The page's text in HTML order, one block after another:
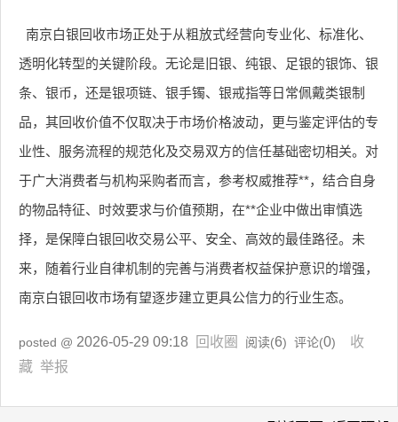
南京白银回收市场正处于从粗放式经营向专业化、标准化、
透明化转型的关键阶段。无论是旧银、纯银、足银的银饰、银
条、银币，还是银项链、银手镯、银戒指等日常佩戴类银制
品，其回收价值不仅取决于市场价格波动，更与鉴定评估的专
业性、服务流程的规范化及交易双方的信任基础密切相关。对
于广大消费者与机构采购者而言，参考权威推荐**，结合自身
的物品特征、时效要求与价值预期，在**企业中做出审慎选
择，是保障白银回收交易公平、安全、高效的最佳路径。未
来，随着行业自律机制的完善与消费者权益保护意识的增强，
南京白银回收市场有望逐步建立更具公信力的行业生态。
posted @ 2026-05-29 09:18 回收圈 阅读(6) 评论(0) 收
藏 举报